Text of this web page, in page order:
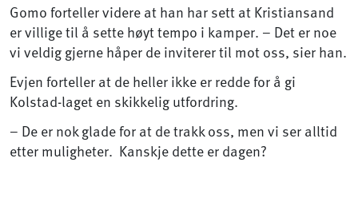
Gomo forteller videre at han har sett at Kristiansand
er villige til å sette høyt tempo i kamper. – Det er noe
vi veldig gjerne håper de inviterer til mot oss, sier han.
Evjen forteller at de heller ikke er redde for å gi
Kolstad-laget en skikkelig utfordring.
– De er nok glade for at de trakk oss, men vi ser alltid
etter muligheter. Kanskje dette er dagen?